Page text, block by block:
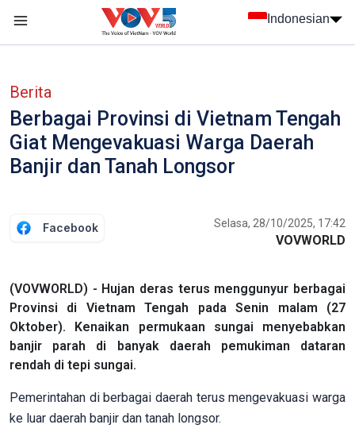
Indonesian
Berita
Berbagai Provinsi di Vietnam Tengah
Giat Mengevakuasi Warga Daerah
Banjir dan Tanah Longsor
Facebook Selasa, 28/10/2025, 17:42
VOVWORLD
(VOVWORLD) - Hujan deras terus menggunyur berbagai
Provinsi di Vietnam Tengah pada Senin malam (27
Oktober). Kenaikan permukaan sungai menyebabkan
banjir parah di banyak daerah pemukiman dataran
rendah di tepi sungai.
Pemerintahan di berbagai daerah terus mengevakuasi warga
ke luar daerah banjir dan tanah longsor.